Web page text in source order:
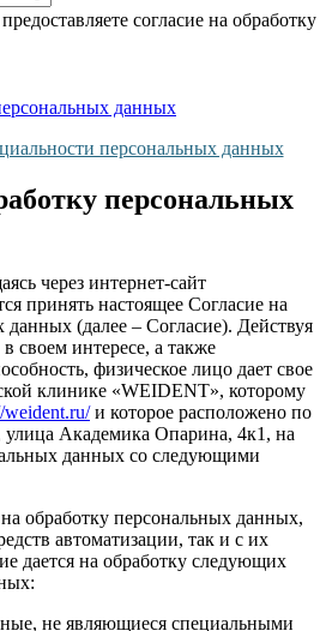
согласие на обработку
данных
персональных данных
персональных
через интернет-сайт
принять настоящее Согласие на
данных (далее – Согласие). Действуя
своем интересе, а также
физическое лицо дает свое
клинике «WEIDENT», которому
weident.ru/и которое расположено по
улица Академика Опарина, 4к1, на
данных со следующими
обработку персональных данных,
автоматизации, так и с их
дается на обработку следующих
не являющиеся специальными